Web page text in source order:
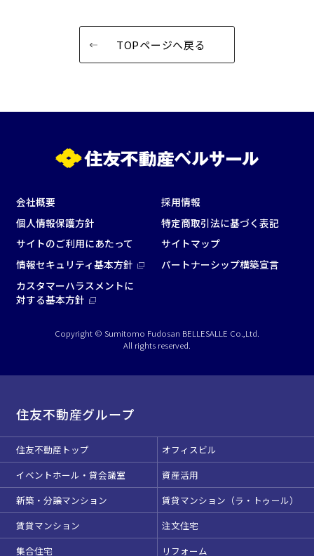
TOPページへ戻る
会社概要
採用情報
個人情報保護方針
特定商取引法に基づく表記
サイトのご利用にあたって
サイトマップ
情報セキュリティ基本方針
パートナーシップ構築宣言
カスタマーハラスメントに
対する基本方針
Copyright © Sumitomo Fudosan BELLESALLE Co.,Ltd.
All rights reserved.
住友不動産グループ
住友不動産トップ
オフィスビル
イベントホール・貸会議室
資産活用
新築・分譲マンション
賃貸マンション（ラ・トゥール）
賃貸マンション
注文住宅
集合住宅
リフォーム